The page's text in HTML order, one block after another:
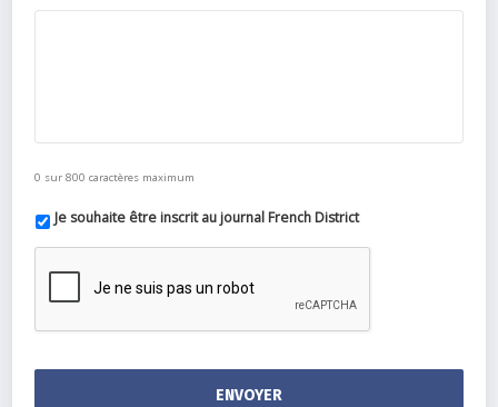
0 sur 800 caractères maximum
Je souhaite être inscrit au journal French District